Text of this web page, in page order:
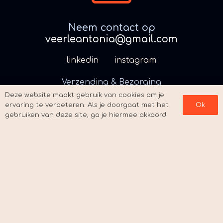
Neem contact op
veerleantonia@gmail.com
linkedin instagram
Verzending & Bezorging
Algemene Voorwaarden
Deze website maakt gebruik van cookies om je
ervaring te verbeteren. Als je doorgaat met het
gebruiken van deze site, ga je hiermee akkoord.
Ok